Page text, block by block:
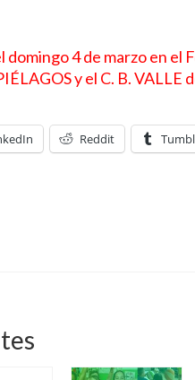
4 de marzo en el
y el C. B. VALLE
Reddit